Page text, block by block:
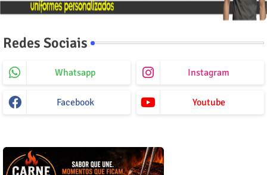
Redes Sociais
Whatsapp Instagram
Facebook Youtube